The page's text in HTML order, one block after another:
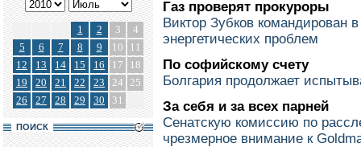
1 2 3
4
5
6 7 8 9 10
11
12
13 14 15 16 17
18
19
20 21 22 23 24 25
26
27 28 29 30 31
ПОИСК
Газ проверят прокуроры
Виктор Зубков командирован
энергетических проблем
По софийскому счету
Болгария продолжает
За себя и за всех парней
Сенатскую комиссию по
чрезмерное внимание к